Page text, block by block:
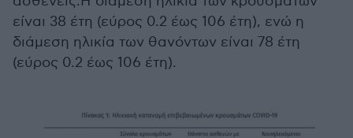
είναι 38 έτη (εύρος 0.2 έως 106 έτη), ενώ η
διάμεση ηλικία των θανόντων είναι 78 έτη
(εύρος 0.2 έως 106 έτη).